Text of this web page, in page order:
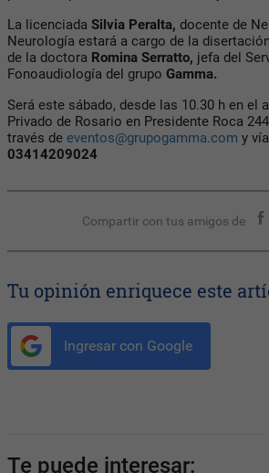
La licenciada Silvia Peralta, docente de
Neurología estará a cargo de la
de la doctora Romina Serratto, jefa del
Fonoaudiología del grupo Gamma.
Será este sábado, desde las 10.30 h en el
Privado de Rosario en Presidente Roca
través de eventos@grupogamma.com y
03414209024
Compartir con tus amigos de
Tu opinión enriquece este
Ingresar con Google
Te puede interesar: